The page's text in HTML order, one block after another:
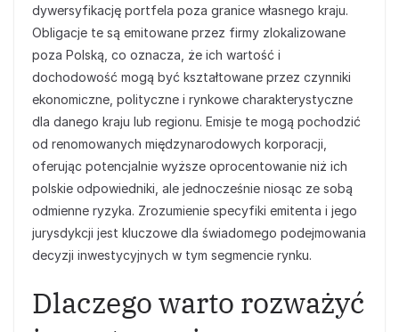
dywersyfikację portfela poza granice własnego kraju.
Obligacje te są emitowane przez firmy zlokalizowane
poza Polską, co oznacza, że ich wartość i
dochodowość mogą być kształtowane przez czynniki
ekonomiczne, polityczne i rynkowe charakterystyczne
dla danego kraju lub regionu. Emisje te mogą pochodzić
od renomowanych międzynarodowych korporacji,
oferując potencjalnie wyższe oprocentowanie niż ich
polskie odpowiedniki, ale jednocześnie niosąc ze sobą
odmienne ryzyka. Zrozumienie specyfiki emitenta i jego
jurysdykcji jest kluczowe dla świadomego podejmowania
decyzji inwestycyjnych w tym segmencie rynku.
Dlaczego warto rozważyć